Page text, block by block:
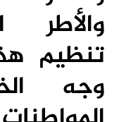
تنظيم
وجه